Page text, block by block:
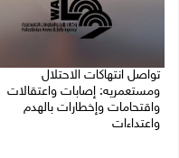
تواصل انتهاكات الاحتلال
ومستعمريه: إصابات واعتقالات
واقتحامات وإخطارات بالهدم
واعتداءات